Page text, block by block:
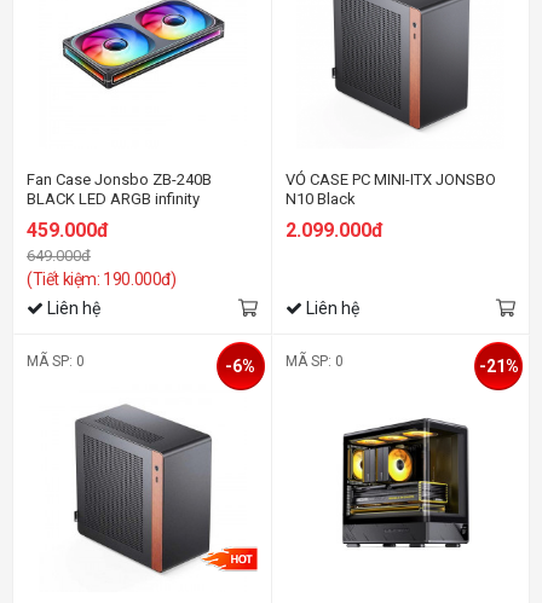
Fan Case Jonsbo ZB-240B
BLACK LED ARGB infinity
459.000đ
649.000đ
(Tiết kiệm: 190.000đ)
Liên hệ
VỎ CASE PC MINI-ITX JONSBO
N10 Black
2.099.000đ
Liên hệ
MÃ SP: 0 -6% MÃ SP: 0 -21%